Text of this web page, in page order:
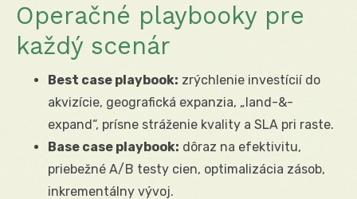
Operačné playbooky pre
každý scenár
Best case playbook: zrýchlenie investícií do
akvizície, geografická expanzia, „land-&-
expand“, prísne stráženie kvality a SLA pri raste.
Base case playbook: dôraz na efektivitu,
priebežné A/B testy cien, optimalizácia zásob,
inkrementálny vývoj.